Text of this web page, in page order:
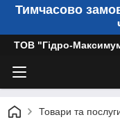
Тимчасово
ТОВ "Гідро-
Товари та